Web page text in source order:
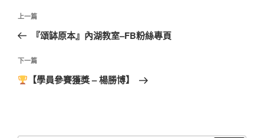
文
導
覽
上
一
文
章
上一篇
『頌缽原本』內湖教室–FB粉絲專頁
下
一
下一篇
【學員參賽獲獎 – 楊勝博】